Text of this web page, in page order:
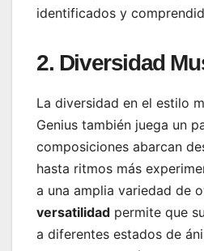
identificados y
2. Diversidad
La diversidad en el estilo
Genius también juega un
composiciones abarcan
hasta ritmos más
a una amplia variedad de
versatilidad permite que
a diferentes estados de